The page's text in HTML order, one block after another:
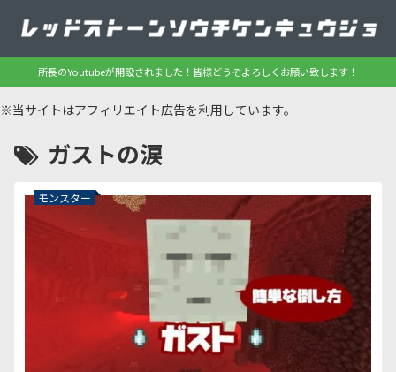
所長のYoutubeが開設されました！皆様どうぞよろしくお願い致します！
※当サイトはアフィリエイト広告を利用しています。
ガストの涙
モンスター